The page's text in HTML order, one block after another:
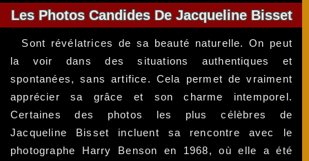
Les Photos Candides De Jacqueline Bisset
Sont révélatrices de sa beauté naturelle. On peut
la voir dans des situations authentiques et
spontanées, sans artifice. Cela permet de vraiment
apprécier sa grâce et son charme intemporel.
Certaines des photos les plus célèbres de
Jacqueline Bisset incluent sa rencontre avec le
photographe Harry Benson en 1968, où elle a été